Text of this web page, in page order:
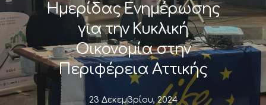
Ημερίδας Ενημέρωσης
για την Κυκλική
Οικονομία στην
Περιφέρεια Αττικής
23 Δεκεμβρίου, 2024